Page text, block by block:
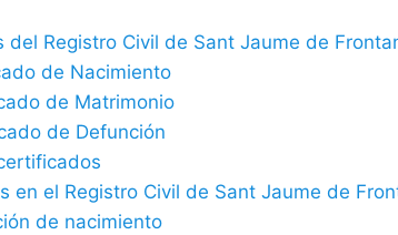
del Registro Civil de Sant Jaume de
de Nacimiento
de Matrimonio
de Defunción
en el Registro Civil de Sant Jaume de
de nacimiento